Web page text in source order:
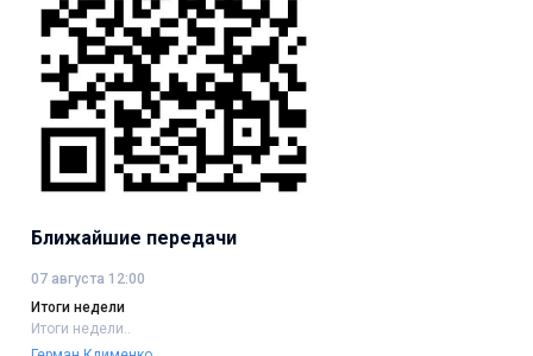
Ближайшие передачи
07 августа 12:00
Итоги недели
Итоги недели..